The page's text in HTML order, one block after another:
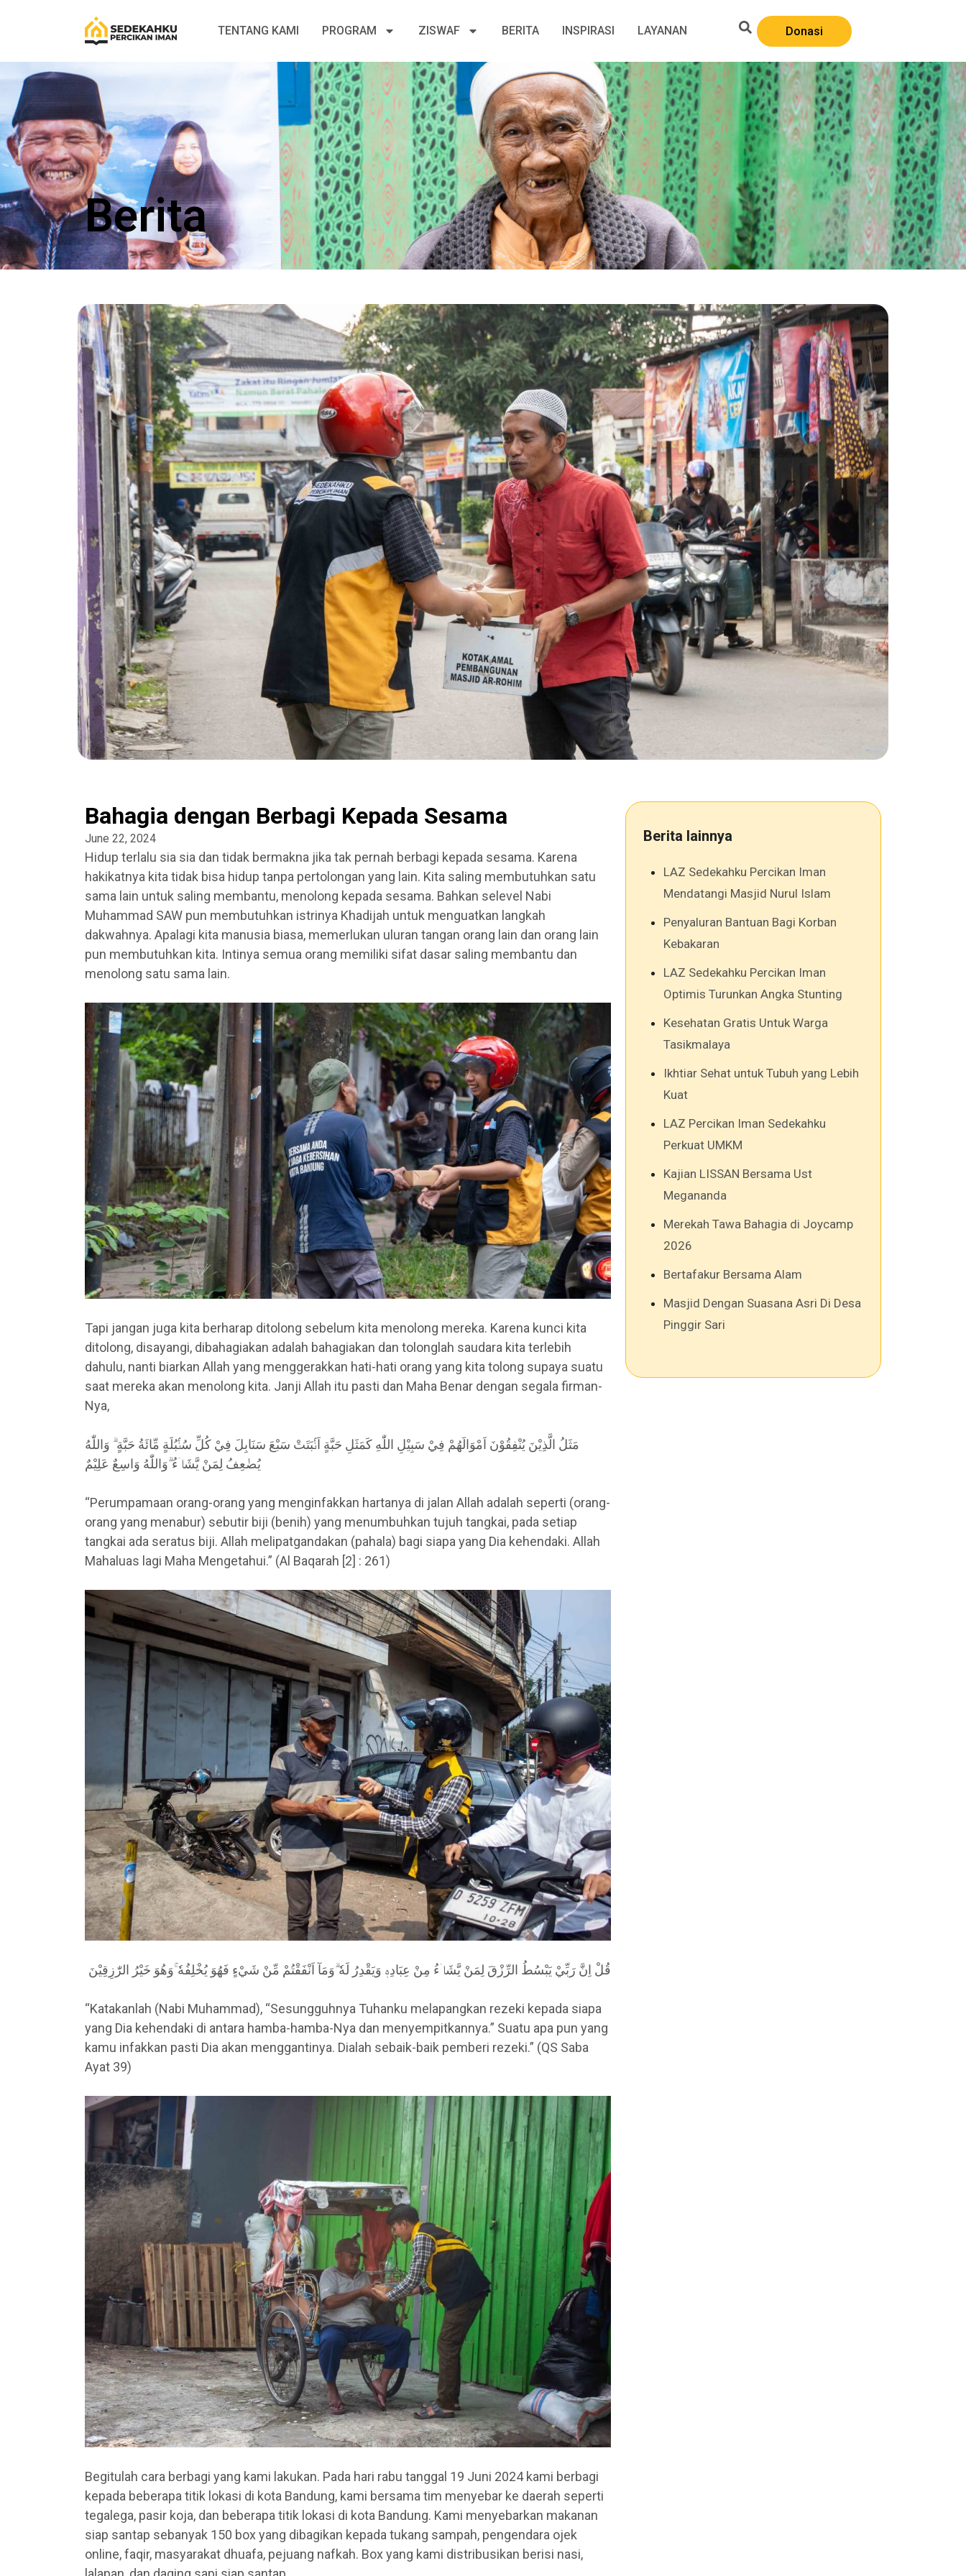
TENTANG KAMI PROGRAM ZISWAF BERITA INSPIRASI LAYANAN Donasi
Berita​
Bahagia dengan Berbagi Kepada Sesama
June 22, 2024
Hidup terlalu sia sia dan tidak bermakna jika tak pernah berbagi kepada sesama. Karena
hakikatnya kita tidak bisa hidup tanpa pertolongan yang lain. Kita saling membutuhkan satu
sama lain untuk saling membantu, menolong kepada sesama. Bahkan selevel Nabi
Muhammad SAW pun membutuhkan istrinya Khadijah untuk menguatkan langkah
dakwahnya. Apalagi kita manusia biasa, memerlukan uluran tangan orang lain dan orang lain
pun membutuhkan kita. Intinya semua orang memiliki sifat dasar saling membantu dan
menolong satu sama lain.
Tapi jangan juga kita berharap ditolong sebelum kita menolong mereka. Karena kunci kita
ditolong, disayangi, dibahagiakan adalah bahagiakan dan tolonglah saudara kita terlebih
dahulu, nanti biarkan Allah yang menggerakkan hati-hati orang yang kita tolong supaya suatu
saat mereka akan menolong kita. Janji Allah itu pasti dan Maha Benar dengan segala firman-
Nya,
مَثَلُ الَّذِيْنَ يُنْفِقُوْنَ اَمْوَالَهُمْ فِيْ سَبِيْلِ اللّٰهِ كَمَثَلِ حَبَّةٍ اَنْۢبَتَتْ سَبْعَ سَنَابِلَ فِيْ كُلِّ سُنْۢبُلَةٍ مِّائَةُ حَبَّةٍ ۗ وَاللّٰهُ
يُضٰعِفُ لِمَنْ يَّشَاۤءُ ۗوَاللّٰهُ وَاسِعٌ عَلِيْمٌ
“Perumpamaan orang-orang yang menginfakkan hartanya di jalan Allah adalah seperti (orang-
orang yang menabur) sebutir biji (benih) yang menumbuhkan tujuh tangkai, pada setiap
tangkai ada seratus biji. Allah melipatgandakan (pahala) bagi siapa yang Dia kehendaki. Allah
Mahaluas lagi Maha Mengetahui.” (Al Baqarah [2] : 261)
قُلْ اِنَّ رَبِّيْ يَبْسُطُ الرِّزْقَ لِمَنْ يَّشَاۤءُ مِنْ عِبَادِهٖ وَيَقْدِرُ لَهٗ ۗوَمَآ اَنْفَقْتُمْ مِّنْ شَيْءٍ فَهُوَ يُخْلِفُهٗ ۚوَهُوَ خَيْرُ الرّٰزِقِيْنَ
“Katakanlah (Nabi Muhammad), “Sesungguhnya Tuhanku melapangkan rezeki kepada siapa
yang Dia kehendaki di antara hamba-hamba-Nya dan menyempitkannya.” Suatu apa pun yang
kamu infakkan pasti Dia akan menggantinya. Dialah sebaik-baik pemberi rezeki.” (QS Saba
Ayat 39)
Begitulah cara berbagi yang kami lakukan. Pada hari rabu tanggal 19 Juni 2024 kami berbagi
kepada beberapa titik lokasi di kota Bandung, kami bersama tim menyebar ke daerah seperti
tegalega, pasir koja, dan beberapa titik lokasi di kota Bandung. Kami menyebarkan makanan
siap santap sebanyak 150 box yang dibagikan kepada tukang sampah, pengendara ojek
online, faqir, masyarakat dhuafa, pejuang nafkah. Box yang kami distribusikan berisi nasi,
Berita lainnya
LAZ Sedekahku Percikan Iman
Mendatangi Masjid Nurul Islam
Penyaluran Bantuan Bagi Korban
Kebakaran
LAZ Sedekahku Percikan Iman
Optimis Turunkan Angka Stunting
Kesehatan Gratis Untuk Warga
Tasikmalaya
Ikhtiar Sehat untuk Tubuh yang Lebih
Kuat
LAZ Percikan Iman Sedekahku
Perkuat UMKM
Kajian LISSAN Bersama Ust
Megananda
Merekah Tawa Bahagia di Joycamp
2026
Bertafakur Bersama Alam
Masjid Dengan Suasana Asri Di Desa
Pinggir Sari